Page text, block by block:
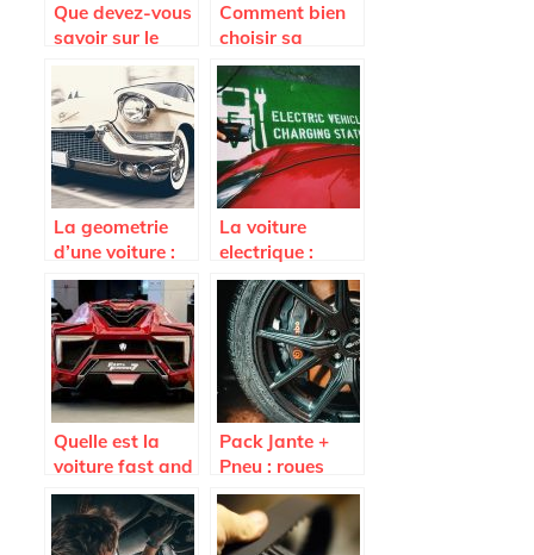
Que devez-vous
savoir sur le
Seat Arona ?
Comment bien
choisir sa
remorque ?
La geometrie
d’une voiture :
quand et
pourquoi la
faire ?
La voiture
electrique :
quels
avantages ?
Quelle est la
voiture fast and
Furious 7 la plus
vendue aux
encheres ?
Pack Jante +
Pneu : roues
completes pas
cheres sur
Avatacar.com